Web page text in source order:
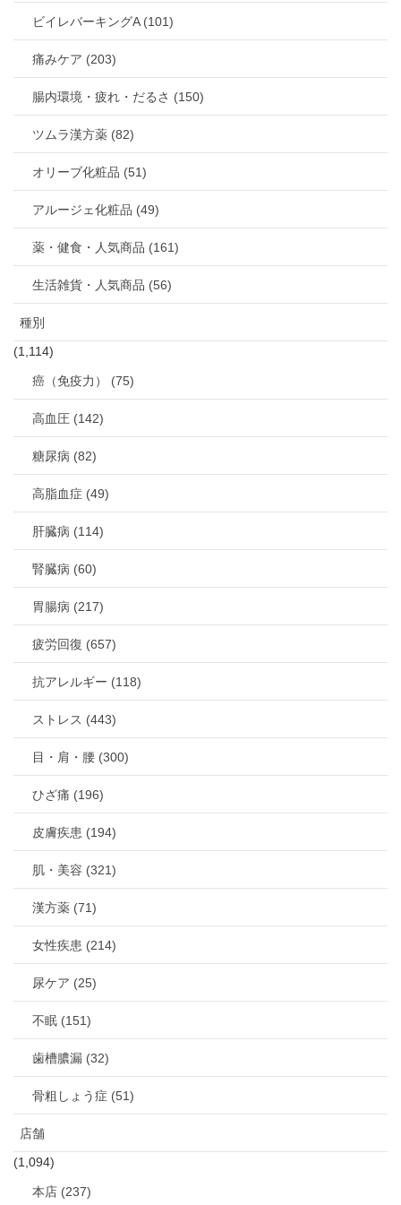
ビイレバーキングA (101)
痛みケア (203)
腸内環境・疲れ・だるさ (150)
ツムラ漢方薬 (82)
オリーブ化粧品 (51)
アルージェ化粧品 (49)
薬・健食・人気商品 (161)
生活雑貨・人気商品 (56)
種別
(1,114)
癌（免疫力） (75)
高血圧 (142)
糖尿病 (82)
高脂血症 (49)
肝臓病 (114)
腎臓病 (60)
胃腸病 (217)
疲労回復 (657)
抗アレルギー (118)
ストレス (443)
目・肩・腰 (300)
ひざ痛 (196)
皮膚疾患 (194)
肌・美容 (321)
漢方薬 (71)
女性疾患 (214)
尿ケア (25)
不眠 (151)
歯槽膿漏 (32)
骨粗しょう症 (51)
店舗
(1,094)
本店 (237)